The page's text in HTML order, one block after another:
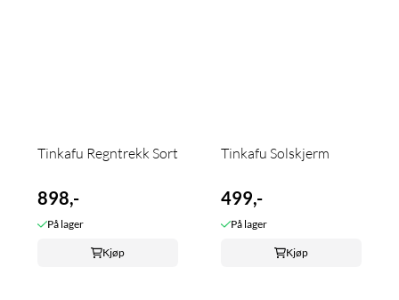
Tinkafu Regntrekk Sort
898,-
På lager
Kjøp
Tinkafu Solskjerm
499,-
På lager
Kjøp